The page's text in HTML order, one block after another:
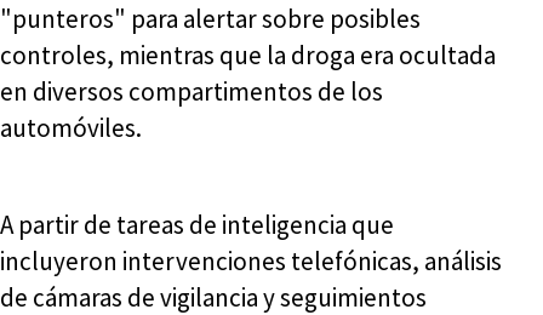
"punteros" para alertar sobre posibles
controles, mientras que la droga era ocultada
en diversos compartimentos de los
automóviles.
A partir de tareas de inteligencia que
incluyeron intervenciones telefónicas, análisis
de cámaras de vigilancia y seguimientos